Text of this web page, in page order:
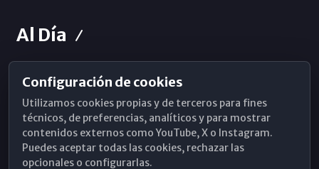
Al Día
Horarios de Misa
Hemeroteca
WhatsApp
Configuración de cookies
Utilizamos cookies propias y de terceros para fines
técnicos, de preferencias, analíticos y para mostrar
contenidos externos como YouTube, X o Instagram.
Puedes aceptar todas las cookies, rechazar las
opcionales o configurarlas.